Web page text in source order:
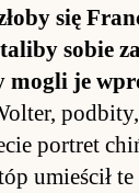
się
so­bie
mo­gli je
por­tret
umie­ścił